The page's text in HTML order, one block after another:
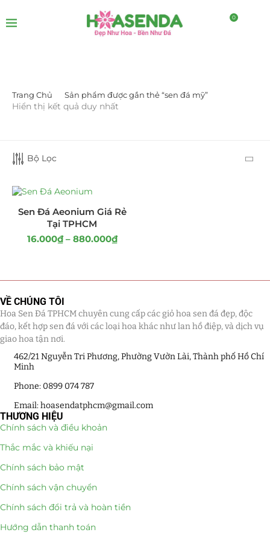
0
LỌC BỞI GIÁ
Cây Sen Đá Giá Sỉ (137)
Chậu Sen Đá Mini
Hồ Điệp và Hoa Sen đá
Lũa Hồ Điệp Sen Đá
Tiểu Cảnh Lan Sen Đá
Hoa Tặng 14/2
Hoa Tặng 20/10
Trang Chủ Sản phẩm được gắn thẻ “sen đá mỹ”
Hiển thị kết quả duy nhất
Bộ Lọc
Sen Đá Aeonium Giá Rẻ
Tại TPHCM
16.000₫ – 880.000₫
VỀ CHÚNG TÔI
Hoa Sen Đá TPHCM chuyên cung cấp các giỏ hoa sen đá đẹp, độc
đáo, kết hợp sen đá với các loại hoa khác như lan hồ điệp, và dịch vụ
giao hoa tận nơi.
462/21 Nguyễn Tri Phương, Phường Vườn Lài, Thành phố Hồ Chí
Minh
Phone: 0899 074 787
Email: hoasendatphcm@gmail.com
THƯƠNG HIỆU
Chính sách và điều khoản
Thắc mắc và khiếu nại
Chính sách bảo mật
Chính sách vận chuyển
Chính sách đổi trả và hoàn tiền
Hướng dẫn thanh toán